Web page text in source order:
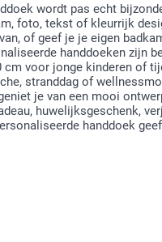
wordt pas echt
foto, tekst of kleurrijk
of geef je je eigen
handdoeken zijn
cm voor jonge kinderen of
stranddag of
je van een mooi
huwelijksgeschenk,
handdoek